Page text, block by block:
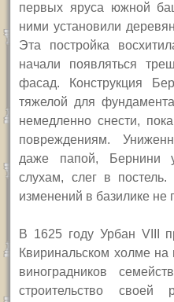
первых яруса южной
ними установили
Эта постройка
начали появляться
фасад. Конструкция
тяжелой для
немедленно снести,
повреждениям.
даже папой, Бернини
слухам, слег в постель.
изменений в базилике не
В 1625 году Урбан VIII
Квиринальском холме
виноградников
строительство своей